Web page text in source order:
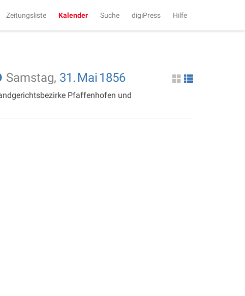
Zeitungsliste Kalender Suche digiPress Hilfe
Samstag, 31. Mai 1856
Pfaffenhofen und